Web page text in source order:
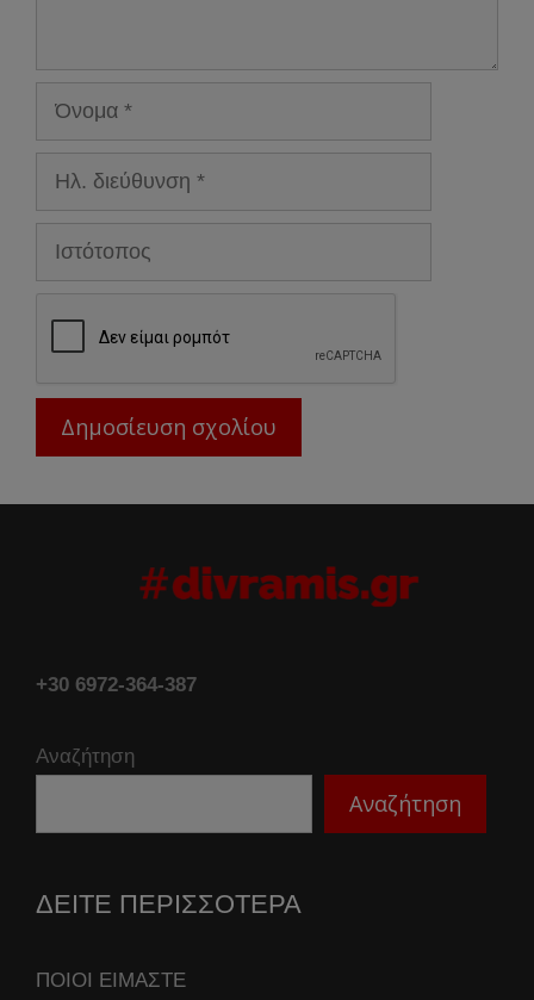
Όνομα
Ηλ.
διεύθυνση
Ιστότοπος
+30 6972-364-387
Αναζήτηση
Αναζήτηση
ΔΕΙΤΕ ΠΕΡΙΣΣΟΤΕΡΑ
ΠΟΙΟΙ ΕΙΜΑΣΤΕ